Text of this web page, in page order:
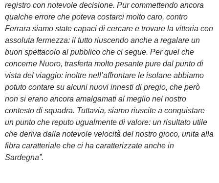
registro con notevole decisione. Pur commettendo ancora
qualche errore che poteva costarci molto caro, contro
Ferrara siamo state capaci di cercare e trovare la vittoria con
assoluta fermezza: il tutto riuscendo anche a regalare un
buon spettacolo al pubblico che ci segue. Per quel che
concerne Nuoro, trasferta molto pesante pure dal punto di
vista del viaggio: inoltre nell’affrontare le isolane abbiamo
potuto contare su alcuni nuovi innesti di pregio, che però
non si erano ancora amalgamati al meglio nel nostro
contesto di squadra. Tuttavia, siamo riuscite a conquistare
un punto che reputo ugualmente di valore: un risultato utile
che deriva dalla notevole velocità del nostro gioco, unita alla
fibra caratteriale che ci ha caratterizzate anche in
Sardegna”.